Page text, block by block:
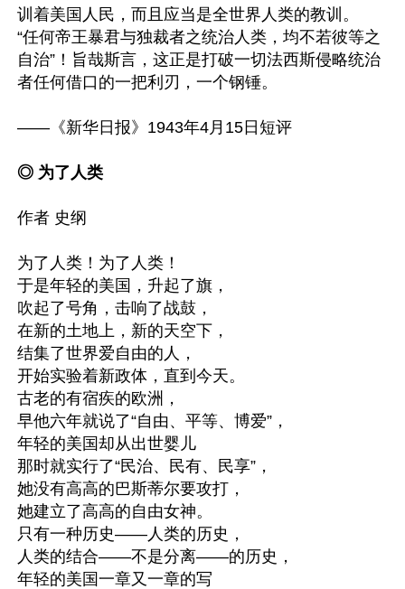
训着美国人民，而且应当是全世界人类的教训。
“任何帝王暴君与独裁者之统治人类，均不若彼等之
自治”！旨哉斯言，这正是打破一切法西斯侵略统治
者任何借口的一把利刃，一个钢锤。
——《新华日报》1943年4月15日短评
◎ 为了人类
作者 史纲
为了人类！为了人类！
于是年轻的美国，升起了旗，
吹起了号角，击响了战鼓，
在新的土地上，新的天空下，
结集了世界爱自由的人，
开始实验着新政体，直到今天。
古老的有宿疾的欧洲，
早他六年就说了“自由、平等、博爱”，
年轻的美国却从出世婴儿
那时就实行了“民治、民有、民享”，
她没有高高的巴斯蒂尔要攻打，
她建立了高高的自由女神。
只有一种历史——人类的历史，
人类的结合——不是分离——的历史，
年轻的美国一章又一章的写